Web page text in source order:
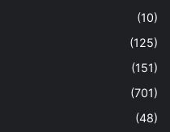
(10)
(125)
(151)
(701)
(48)